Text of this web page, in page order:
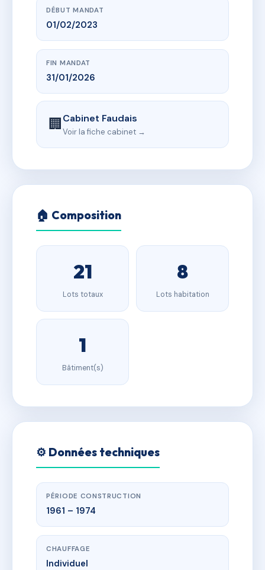
DÉBUT MANDAT
01/02/2023
FIN MANDAT
31/01/2026
🏢Cabinet Faudais
Voir la fiche cabinet →
🏠 Composition
21
Lots totaux
8
Lots habitation
1
Bâtiment(s)
⚙️ Données techniques
PÉRIODE CONSTRUCTION
1961 – 1974
CHAUFFAGE
Individuel